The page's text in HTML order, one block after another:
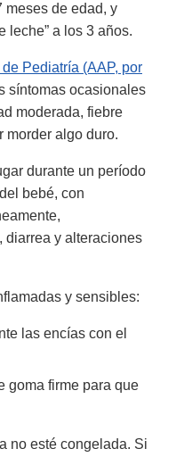
meses de edad, y
leche” a los 3 años.
Pediatría (AAP, por
síntomas ocasionales
moderada, fiebre
morder algo duro.
durante un período
bebé, con
diarrea y alteraciones
y sensibles:
las encías con el
goma firme para que
no esté congelada. Si